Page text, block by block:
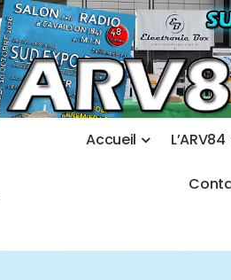
Accueil L’ARV84
Cont